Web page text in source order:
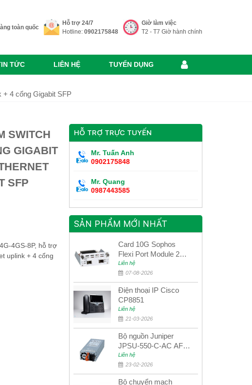
toàn quốc
Hỗ trợ 24/7
Hotline: 0902175848
Giờ làm việc
T2 - T7 Giờ hành chính
TỨC LIÊN HỆ TUYỂN DỤNG
+ 4 cổng Gigabit SFP
SWITCH
GIGABIT
SFP
4GS-8P, hỗ trợ
uplink + 4 cổng
HỖ TRỢ TRỰC TUYẾN
Mr. Tuấn Anh
0902175848
Mr. Quang
0987443585
SẢN PHẨM MỚI NHẤT
Card 10G Sophos
Flexi Port Module 2
port 10GbE SFP+
SGMOD2F2PUR
2port 10GbE SFP+
Liên hệ
07-08-2026
Điện thoại IP Cisco
CP8851
Liên hệ
21-03-2026
Bộ nguồn Juniper
JPSU-550-C-AC AFO
nguồn AC công suất
550W dùng cho dòng
switch Juniper
Liên hệ
23-02-2026
Bộ chuyển mạch